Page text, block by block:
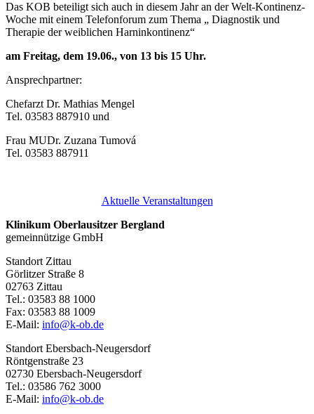
Das KOB beteiligt sich auch in diesem Jahr an der Welt-Kontinenz-
Woche mit einem Telefonforum zum Thema „ Diagnostik und
Therapie der weiblichen Harninkontinenz“
am Freitag, dem 19.06., von 13 bis 15 Uhr.
Ansprechpartner:
Chefarzt Dr. Mathias Mengel
Tel. 03583 887910 und
Frau MUDr. Zuzana Tumová
Tel. 03583 887911
Aktuelle Veranstaltungen
Klinikum Oberlausitzer Bergland
gemeinnützige GmbH
Standort Zittau
Görlitzer Straße 8
02763 Zittau
Tel.: 03583 88 1000
Fax: 03583 88 1009
E-Mail: info@k-ob.de
Standort Ebersbach-Neugersdorf
Röntgenstraße 23
02730 Ebersbach-Neugersdorf
Tel.: 03586 762 3000
E-Mail: info@k-ob.de